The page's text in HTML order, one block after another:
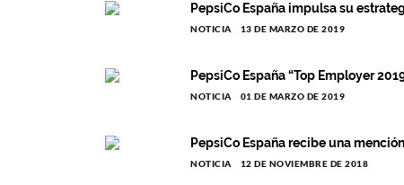
PepsiCo España impulsa su
NOTICIA 13 DE MARZO DE 2019
PepsiCo España “Top Employer
NOTICIA 01 DE MARZO DE 2019
PepsiCo España recibe una
NOTICIA 12 DE NOVIEMBRE DE 2018